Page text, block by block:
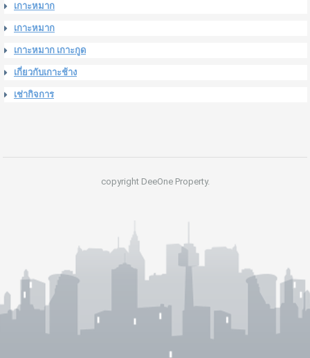
เกาะหมาก
เกาะหมาก
เกาะหมาก เกาะกูด
เกี่ยวกับเกาะช้าง
เช่ากิจการ
copyright DeeOne Property.